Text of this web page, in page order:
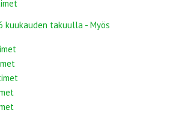
kuukauden takuulla - Myös